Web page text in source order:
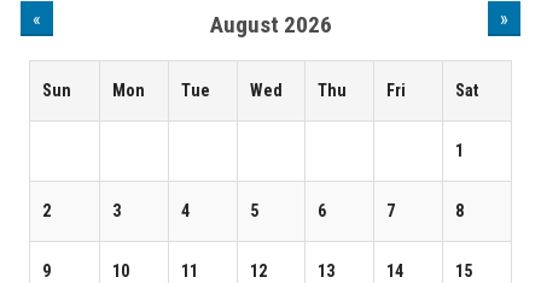
« August 2026 »
Sun Mon Tue Wed Thu Fri Sat
1
2 3 4 5 6 7 8
9 10 11 12 13 14 15